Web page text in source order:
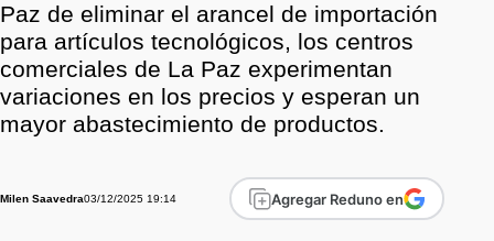
Paz de eliminar el arancel de importación
para artículos tecnológicos, los centros
comerciales de La Paz experimentan
variaciones en los precios y esperan un
mayor abastecimiento de productos.
Milen Saavedra03/12/2025 19:14 Agregar Reduno en